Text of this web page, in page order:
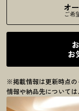
オ
ご希
お
※掲載情報は更新時点
情報や納品先について